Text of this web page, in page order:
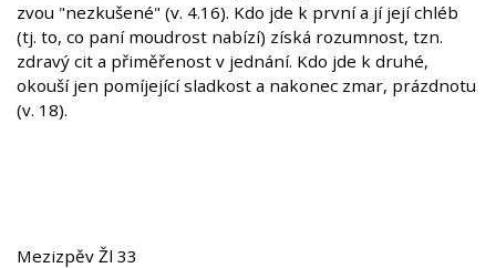
zvou "nezkušené" (v. 4.16). Kdo jde k první a jí její chléb
(tj. to, co paní moudrost nabízí) získá rozumnost, tzn.
zdravý cit a přiměřenost v jednání. Kdo jde k druhé,
okouší jen pomíjející sladkost a nakonec zmar, prázdnotu
(v. 18).
Mezizpěv Žl 33